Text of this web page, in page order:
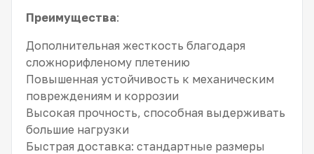
Преимущества:
Дополнительная жесткость благодаря
сложнорифленому плетению
Повышенная устойчивость к механическим
повреждениям и коррозии
Высокая прочность, способная выдерживать
большие нагрузки
Быстрая доставка: стандартные размеры